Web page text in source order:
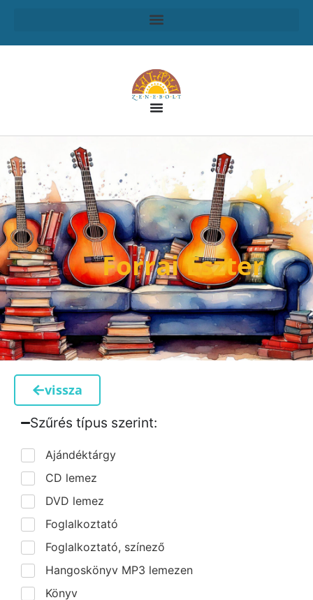
Forrai Eszter
vissza
Szűrés típus szerint:​
Ajándéktárgy
CD lemez
DVD lemez
Foglalkoztató
Foglalkoztató, színező
Hangoskönyv MP3 lemezen
Könyv